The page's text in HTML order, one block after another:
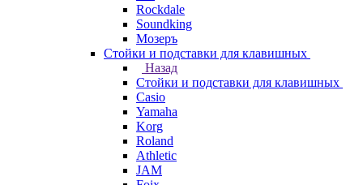
Rockdale
Soundking
Мозеръ
Стойки и подставки для клавишных
Назад
Стойки и подставки для клавишных
Casio
Yamaha
Korg
Roland
Athletic
JAM